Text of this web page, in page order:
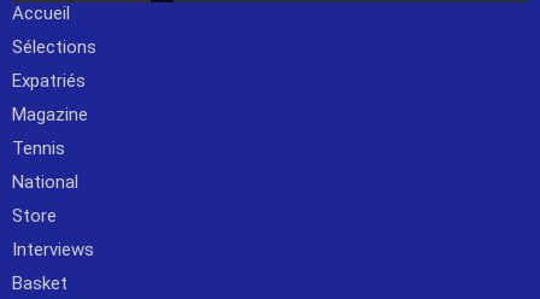
Accueil
Sélections
Expatriés
Magazine
Tennis
National
Store
Interviews
Basket